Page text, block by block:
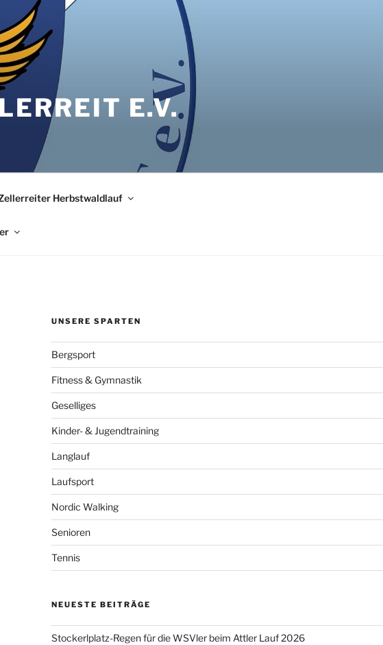
E.V.
Herbstwaldlauf
UNSERE SPARTEN
Bergsport
Fitness & Gymnastik
Geselliges
Kinder- & Jugendtraining
Langlauf
Laufsport
Nordic Walking
Senioren
Tennis
NEUESTE BEITRÄGE
Stockerlplatz-Regen für die WSVler beim Attler Lauf 2026